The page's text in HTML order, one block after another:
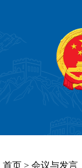
首页 > 会议与发言